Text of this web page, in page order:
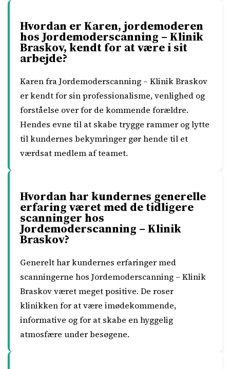
Hvordan er Karen, jordemoderen
hos Jordemoderscanning – Klinik
Braskov, kendt for at være i sit
arbejde?
Karen fra Jordemoderscanning – Klinik Braskov
er kendt for sin professionalisme, venlighed og
forståelse over for de kommende forældre.
Hendes evne til at skabe trygge rammer og lytte
til kundernes bekymringer gør hende til et
værdsat medlem af teamet.
Hvordan har kundernes generelle
erfaring været med de tidligere
scanninger hos
Jordemoderscanning – Klinik
Braskov?
Generelt har kundernes erfaringer med
scanningerne hos Jordemoderscanning – Klinik
Braskov været meget positive. De roser
klinikken for at være imødekommende,
informative og for at skabe en hyggelig
atmosfære under besøgene.